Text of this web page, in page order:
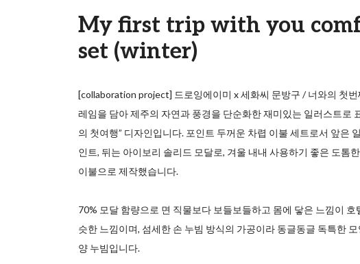
My first trip with you
set (winter)
[collaboration project] 드로잉에이미 x 세화씨 문방구 / 너와의 첫번
레임을 담아 제주의 자연과 풍경을 단순화한 재미있는 일러스트로
의 첫여행” 디자인입니다. 포인트 두꺼운 차렵 이불 세트로서 앞은
인트, 뒤는 아이보리 솔리드 모달로, 겨울 내내 사용하기 좋은 도톰
이불으로 제작했습니다.
70% 모달 함량으로 면 직물보다 보들보들하고 몸에 닿은 느낌이 호
슷한 느낌이며, 섬세한 손 누빔 방식의 가공이라 동글동글 독특한 모
양 누빔입니다.